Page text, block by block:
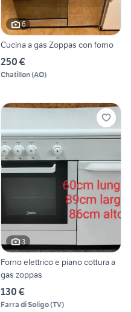
6
Cucina a gas Zoppas con forno
250 €
Chatillon(AO)
3
Forno elettrico e piano cottura a
gas zoppas
130 €
Farra di Soligo(TV)